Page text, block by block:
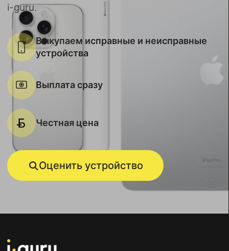
i-guru.
Выкупаем исправные и неисправные
устройства
Выплата сразу
Честная цена
Оценить устройство